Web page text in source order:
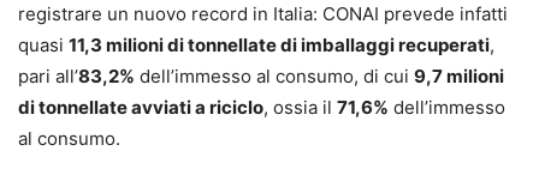
registrare un nuovo record in Italia: CONAI prevede infatti
quasi 11,3 milioni di tonnellate di imballaggi recuperati,
pari all’83,2% dell’immesso al consumo, di cui 9,7 milioni
di tonnellate avviati a riciclo, ossia il 71,6% dell’immesso
al consumo.